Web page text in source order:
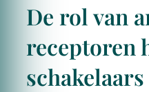
De rol van
receptoren